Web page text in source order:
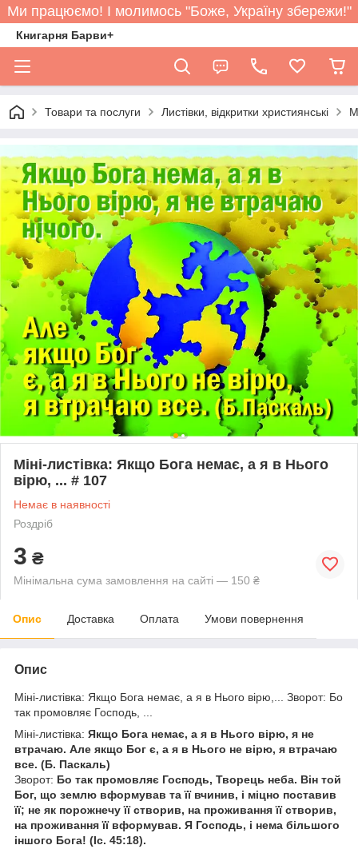
Ми працюємо! І молимось "Боже, Україну збережи!"
Книгарня Барви+
Товари та послуги Листівки, відкритки християнські
Міні-листівка: Якщо Бога немає, а я в Нього
вірю, ... # 107
Немає в наявності
Роздріб
3 ₴
Мінімальна сума замовлення на сайті — 150 ₴
Опис Доставка Оплата Умови повернення
Опис
Міні-листівка: Якщо Бога немає, а я в Нього вірю,... Зворот: Бо
так промовляє Господь, ...
Міні-листівка: Якщо Бога немає, а я в Нього вірю, я не
втрачаю. Але якщо Бог є, а я в Нього не вірю, я втрачаю
все. (Б. Паскаль)
Зворот: Бо так промовляє Господь, Творець неба. Він той
Бог, що землю вформував та її вчинив, і міцно поставив
її; не як порожнечу її створив, на проживання її створив,
на проживання її вформував. Я Господь, і нема більшого
іншого Бога! (Іс. 45:18).